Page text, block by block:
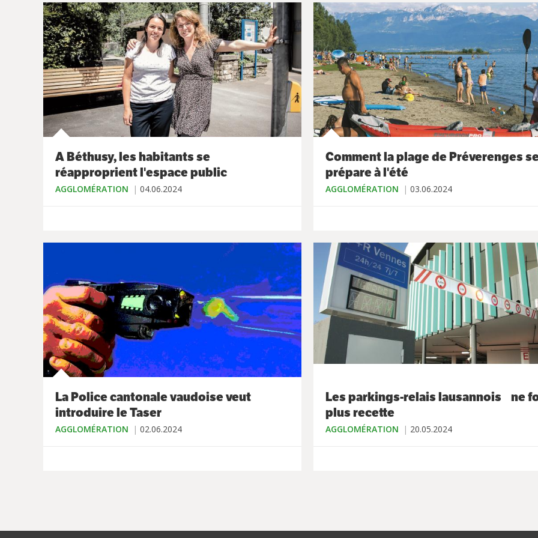
A Béthusy, les habitants se
réapproprient l'espace public
AGGLOMÉRATION 04.06.2024
Comment la plage de Préverenges
prépare à l'été
AGGLOMÉRATION 03.06.2024
La Police cantonale vaudoise veut
introduire le Taser
AGGLOMÉRATION 02.06.2024
Les parkings-relais lausannois ne
plus recette
AGGLOMÉRATION 20.05.2024